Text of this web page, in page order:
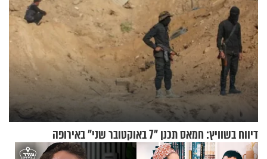
דיווח בשוויץ: חמאס תכנן "7 באוקטובר שני" באירופה